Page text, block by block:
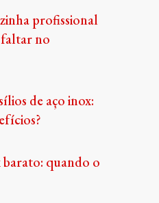
profissional
no
de aço inox:
quando o